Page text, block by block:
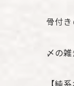
骨付
〆の